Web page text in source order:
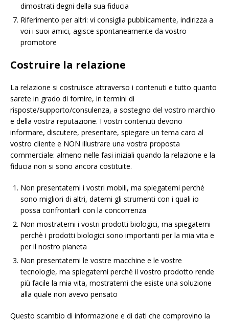
dimostrati degni della sua fiducia
Riferimento per altri: vi consiglia pubblicamente, indirizza a
voi i suoi amici, agisce spontaneamente da vostro
promotore
Costruire la relazione
La relazione si costruisce attraverso i contenuti e tutto quanto
sarete in grado di fornire, in termini di
risposte/supporto/consulenza, a sostegno del vostro marchio
e della vostra reputazione. I vostri contenuti devono
informare, discutere, presentare, spiegare un tema caro al
vostro cliente e NON illustrare una vostra proposta
commerciale: almeno nelle fasi iniziali quando la relazione e la
fiducia non si sono ancora costituite.
Non presentatemi i vostri mobili, ma spiegatemi perchè
sono migliori di altri, datemi gli strumenti con i quali io
possa confrontarli con la concorrenza
Non mostratemi i vostri prodotti biologici, ma spiegatemi
perchè i prodotti biologici sono importanti per la mia vita e
per il nostro pianeta
Non presentatemi le vostre macchine e le vostre
tecnologie, ma spiegatemi perchè il vostro prodotto rende
più facile la mia vita, mostratemi che esiste una soluzione
alla quale non avevo pensato
Questo scambio di informazione e di dati che comprovino la